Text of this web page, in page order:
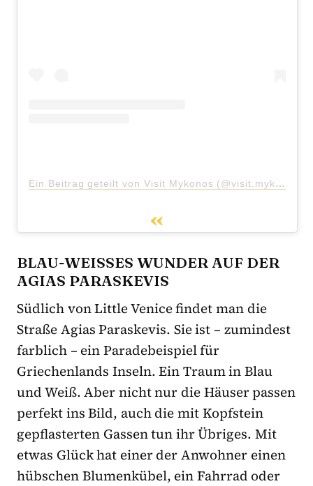
Ein Beitrag geteilt von Visit Mykonos (@visit.mykonos)
BLAU-WEISSES WUNDER AUF DER A
GIAS PARASKEVIS
Südlich von Little Venice findet man die
Straße Agias Paraskevis. Sie ist – zumindest
farblich – ein Paradebeispiel für
Griechenlands Inseln. Ein Traum in Blau
und Weiß. Aber nicht nur die Häuser passen
perfekt ins Bild, auch die mit Kopfstein
gepflasterten Gassen tun ihr Übriges. Mit
etwas Glück hat einer der Anwohner einen
hübschen Blumenkübel, ein Fahrrad oder